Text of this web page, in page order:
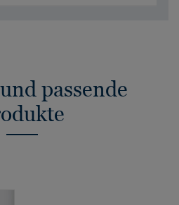
passende